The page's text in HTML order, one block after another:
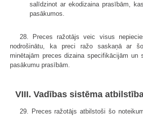
salīdzinot ar ekodizaina prasībām,
pasākumos.
28. Preces ražotājs veic visus
nodrošinātu, ka preci ražo saskaņā ar
minētajām preces dizaina specifikācijām un
pasākumu prasībām.
VIII. Vadības sistēma
29. Preces ražotājs atbilstoši šo